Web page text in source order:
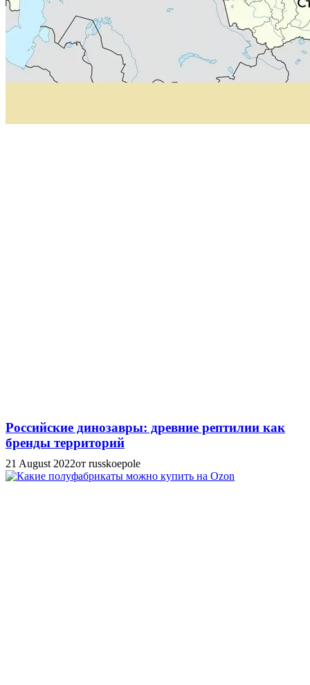
Российские динозавры: древние рептилии как
бренды территорий
21 August 2022от russkoepole